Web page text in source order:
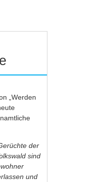
„Werden
der
sind
und